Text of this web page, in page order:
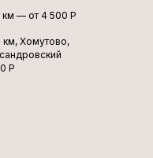
км — от 4 500 Р
км, Хомутово,
Р